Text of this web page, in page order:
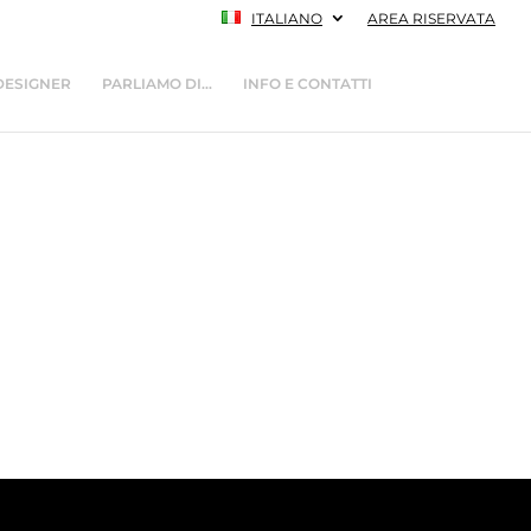
ITALIANO AREA RISERVATA
PARLIAMO DI… INFO E CONTATTI